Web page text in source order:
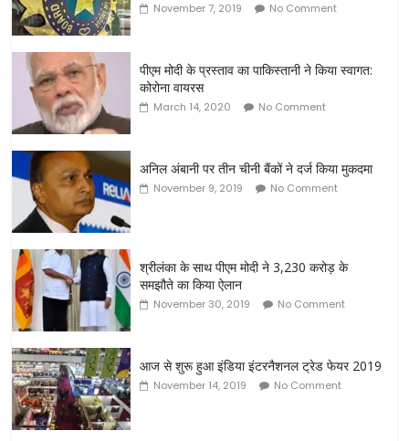
November 7, 2019 No Comment
पीएम मोदी के प्रस्ताव का पाकिस्तानी ने किया स्वागत:
कोरोना वायरस
March 14, 2020 No Comment
अनिल अंबानी पर तीन चीनी बैंकों ने दर्ज किया मुकदमा
November 9, 2019 No Comment
श्रीलंका के साथ पीएम मोदी ने 3,230 करोड़ के
समझौते का किया ऐलान
November 30, 2019 No Comment
आज से शुरू हुआ इंडिया इंटरनैशनल ट्रेड फेयर 2019
November 14, 2019 No Comment